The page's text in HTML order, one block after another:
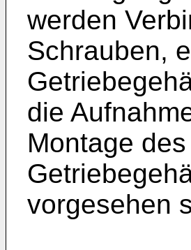
werden
Schrauben,
die
Montage
vorgesehen